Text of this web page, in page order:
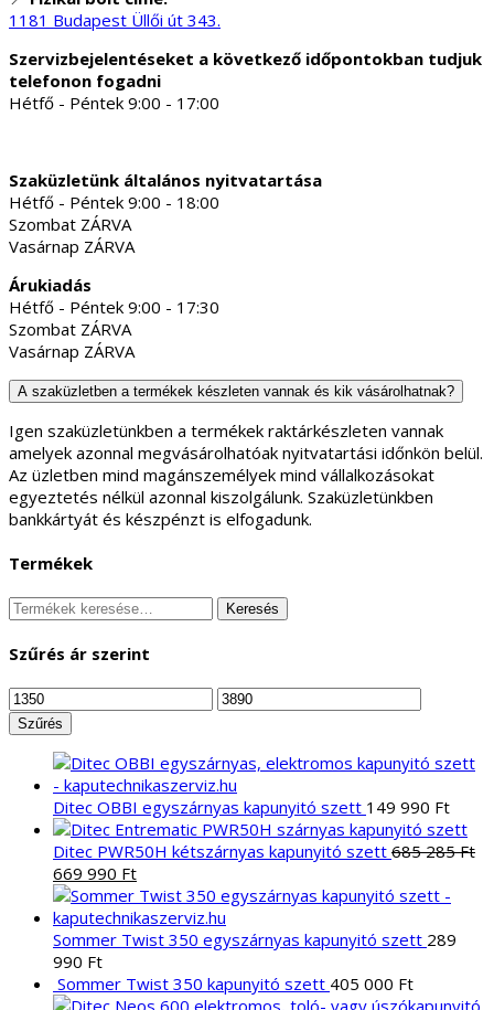
1181 Budapest Üllői út 343.
Szervizbejelentéseket a következő időpontokban tudjuk
telefonon fogadni
Hétfő - Péntek 9:00 - 17:00
Szaküzletünk általános nyitvatartása
Hétfő - Péntek 9:00 - 18:00
Szombat ZÁRVA
Vasárnap ZÁRVA
Árukiadás
Hétfő - Péntek 9:00 - 17:30
Szombat ZÁRVA
Vasárnap ZÁRVA
A szaküzletben a termékek készleten vannak és kik vásárolhatnak?
Igen szaküzletünkben a termékek raktárkészleten vannak
amelyek azonnal megvásárolhatóak nyitvatartási időnkön belül.
Az üzletben mind magánszemélyek mind vállalkozásokat
egyeztetés nélkül azonnal kiszolgálunk. Szaküzletünkben
bankkártyát és készpénzt is elfogadunk.
Termékek
Keresés
következőre:
Keresés
Szűrés ár szerint
Min
ár
Max
Szűrés
Ditec OBBI egyszárnyas kapunyitó szett 149 990 Ft
Ditec PWR50H kétszárnyas kapunyitó szett 685 285Ft
Original
price
was:
685
285 Ft.
669 990 FtCurrent
price
is:
669
Sommer Twist 350 egyszárnyas kapunyitó szett 289
990 Ft
Sommer Twist 350 kapunyitó szett 405 000 Ft